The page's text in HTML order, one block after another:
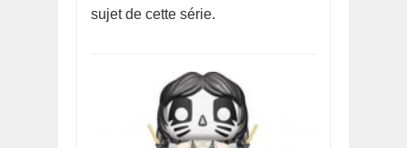
sujet de cette série.